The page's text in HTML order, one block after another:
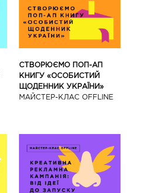
СТВОРЮЄМО ПОП-АП
КНИГУ «ОСОБИСТИЙ
ЩОДЕННИК УКРАЇНИ»
МАЙCТЕР-КЛАС OFFLINE